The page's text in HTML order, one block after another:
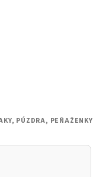
PÚZDRA, PEŇAŽENKY